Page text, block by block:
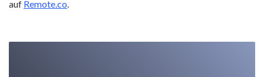
auf Remote.co.